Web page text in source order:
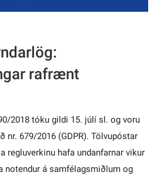
rafrænt
2018 tóku gildi 15. júlí sl. og voru
nr. 679/2016 (GDPR). Tölvupóstar
regluverkinu hafa undanfarnar vikur
notendur á samfélagsmiðlum og